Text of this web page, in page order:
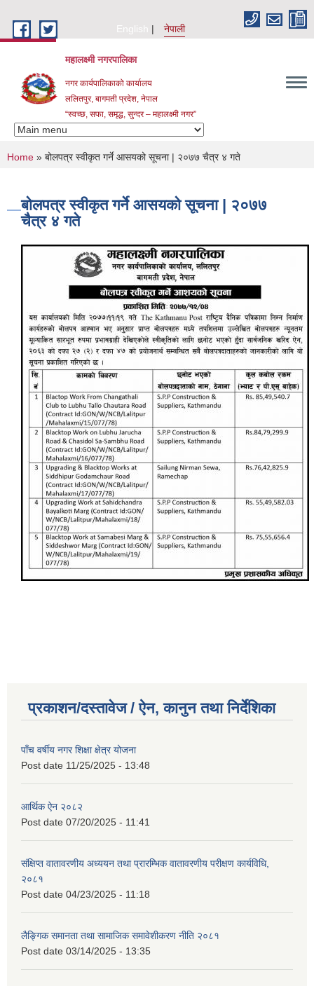
English
नेपाली
महालक्ष्मी नगरपालिका
नगर कार्यपालिकाको कार्यालय
ललितपुर, बागमती प्रदेश, नेपाल
“स्वच्छ, सफा, समृद्ध, सुन्दर – महालक्ष्मी नगर”
You are here
Home » बोलपत्र स्वीकृत गर्ने आसयको सूचना | २०७७ चैत्र ४ गते
बोलपत्र स्वीकृत गर्ने आसयको सूचना | २०७७
चैत्र ४ गते
प्रकाशन/दस्तावेज / ऐन, कानुन तथा निर्देशिका
पाँच वर्षीय नगर शिक्षा क्षेत्र योजना
Post date 11/25/2025 - 13:48
आर्थिक ऐन २०८२
Post date 07/20/2025 - 11:41
संक्षिप्त वातावरणीय अध्ययन तथा प्रारम्भिक वातावरणीय परीक्षण कार्यविधि,
२०८१
Post date 04/23/2025 - 11:18
लैङ्गिक समानता तथा सामाजिक समावेशीकरण नीति २०८१
Post date 03/14/2025 - 13:35